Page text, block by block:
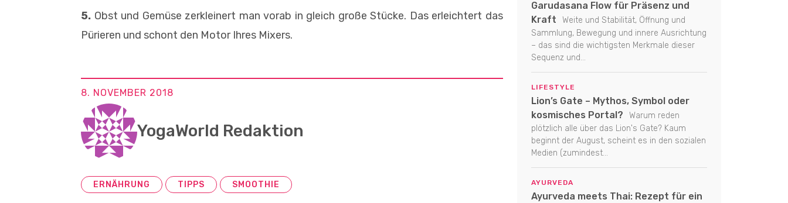
5. Obst und Gemüse zerkleinert man vorab in gleich große Stücke. Das erleichtert das
Pürieren und schont den Motor Ihres Mixers.
8. NOVEMBER 2018
YogaWorld Redaktion
ERNÄHRUNG TIPPS SMOOTHIE
Garudasana Flow für Präsenz und
Kraft
Weite und Stabilität, Öffnung und
Sammlung, Bewegung und innere Ausrichtung
– das sind die wichtigsten Merkmale dieser
Sequenz und...
LIFESTYLE
Lion’s Gate – Mythos, Symbol oder
kosmisches Portal?
Warum reden
plötzlich alle über das Lion's Gate? Kaum
beginnt der August, scheint es in den sozialen
Medien (zumindest...
AYURVEDA
Ayurveda meets Thai: Rezept für ein